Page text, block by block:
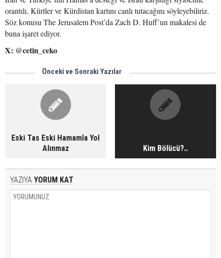
orantılı, Kürtler ve Kürdistan kartını canlı tutacağını söyleyebiliriz.
Söz konusu The Jerusalem Post’da Zach D. Huff’un makalesi de
buna işaret ediyor.
X: @cetin_ceko
Önceki ve Sonraki Yazılar
Eski Tas Eski Hamamla Yol
Alınmaz
Kim Bölücü?..
YAZIYA YORUM KAT